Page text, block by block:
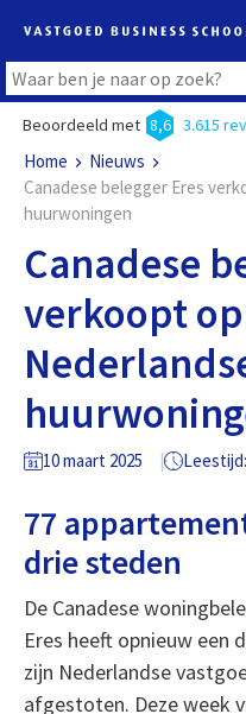
Beoordeeld met 8,6 3.615
Home
Nieuws
Canadese belegger Eres
huurwoningen
Canadese
verkoopt
10 maart 2025
77
drie steden
De Canadese
Eres heeft opnieuw een
zijn Nederlandse
afgestoten. Deze week